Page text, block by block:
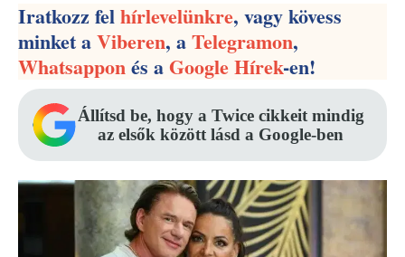
Iratkozz felhírlevelünkre, vagy kövess
minket aViberen, aTelegramon,
Whatsapponés aGoogle Hírek-en!
Állítsd be, hogy a Twice cikkeit mindig
az elsők között lásd a Google-ben